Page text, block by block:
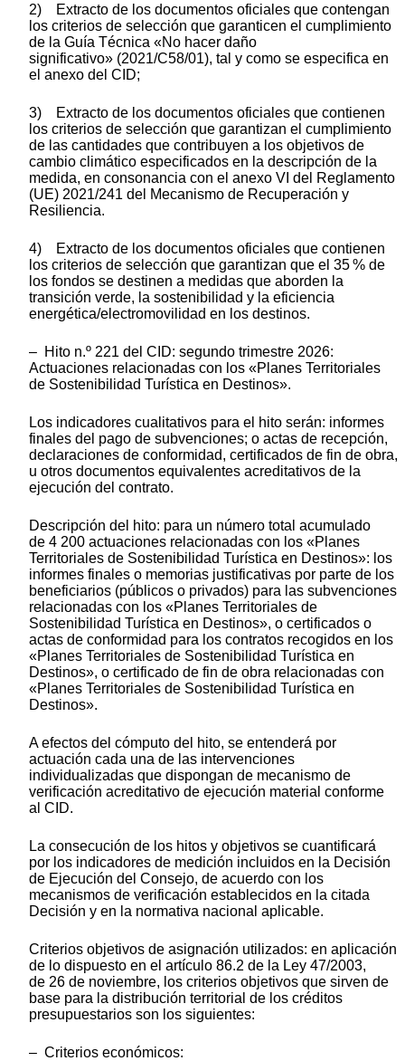
2) Extracto de los documentos oficiales que contengan
los criterios de selección que garanticen el cumplimiento
de la Guía Técnica «No hacer daño
significativo» (2021/C58/01), tal y como se especifica en
el anexo del CID;
3) Extracto de los documentos oficiales que contienen
los criterios de selección que garantizan el cumplimiento
de las cantidades que contribuyen a los objetivos de
cambio climático especificados en la descripción de la
medida, en consonancia con el anexo VI del Reglamento
(UE) 2021/241 del Mecanismo de Recuperación y
Resiliencia.
4) Extracto de los documentos oficiales que contienen
los criterios de selección que garantizan que el 35 % de
los fondos se destinen a medidas que aborden la
transición verde, la sostenibilidad y la eficiencia
energética/electromovilidad en los destinos.
– Hito n.º 221 del CID: segundo trimestre 2026:
Actuaciones relacionadas con los «Planes Territoriales
de Sostenibilidad Turística en Destinos».
Los indicadores cualitativos para el hito serán: informes
finales del pago de subvenciones; o actas de recepción,
declaraciones de conformidad, certificados de fin de obra,
u otros documentos equivalentes acreditativos de la
ejecución del contrato.
Descripción del hito: para un número total acumulado
de 4 200 actuaciones relacionadas con los «Planes
Territoriales de Sostenibilidad Turística en Destinos»: los
informes finales o memorias justificativas por parte de los
beneficiarios (públicos o privados) para las subvenciones
relacionadas con los «Planes Territoriales de
Sostenibilidad Turística en Destinos», o certificados o
actas de conformidad para los contratos recogidos en los
«Planes Territoriales de Sostenibilidad Turística en
Destinos», o certificado de fin de obra relacionadas con
«Planes Territoriales de Sostenibilidad Turística en
Destinos».
A efectos del cómputo del hito, se entenderá por
actuación cada una de las intervenciones
individualizadas que dispongan de mecanismo de
verificación acreditativo de ejecución material conforme
al CID.
La consecución de los hitos y objetivos se cuantificará
por los indicadores de medición incluidos en la Decisión
de Ejecución del Consejo, de acuerdo con los
mecanismos de verificación establecidos en la citada
Decisión y en la normativa nacional aplicable.
Criterios objetivos de asignación utilizados: en aplicación
de lo dispuesto en el artículo 86.2 de la Ley 47/2003,
de 26 de noviembre, los criterios objetivos que sirven de
base para la distribución territorial de los créditos
presupuestarios son los siguientes:
– Criterios económicos: